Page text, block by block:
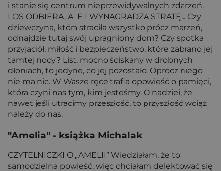
i stanie się centrum nieprzewidywalnych zdarzeń.
LOS ODBIERA, ALE I WYNAGRADZA STRATĘ... Czy
dziewczyna, która straciła wszystko prócz marzeń,
odnajdzie tutaj swój upragniony dom? Czy spotka
przyjaciół, miłość i bezpieczeństwo, które zabrano jej
tamtej nocy? List, mocno ściskany w drobnych
dłoniach, to jedyne, co jej pozostało. Oprócz niego
nie ma nic. W Wasze ręce trafia opowieść o pamięci,
która czyni nas tym, kim jesteśmy. O nadziei, że
nawet jeśli utracimy przeszłość, to przyszłość wciąż
należy do nas.
"Amelia" - książka Michalak
CZYTELNICZKI O „AMELII” Wiedziałam, że to
samodzielna powieść, więc chciałam delektować się